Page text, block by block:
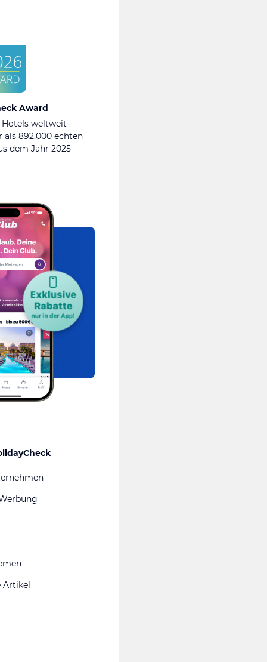
Award
weltweit –
als 892.000 echten
dem Jahr 2025
Artikel